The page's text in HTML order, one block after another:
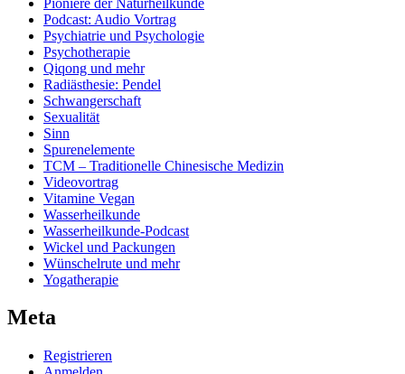
Podcast: Audio Vortrag
Psychiatrie und Psychologie
Psychotherapie
Qiqong und mehr
Radiästhesie: Pendel
Schwangerschaft
Sexualität
Sinn
Spurenelemente
TCM – Traditionelle Chinesische Medizin
Videovortrag
Vitamine Vegan
Wasserheilkunde
Wasserheilkunde-Podcast
Wickel und Packungen
Wünschelrute und mehr
Yogatherapie
Meta
Registrieren